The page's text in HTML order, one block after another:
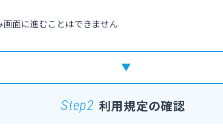
面に進むことはできません
Step2 利用規定の確認